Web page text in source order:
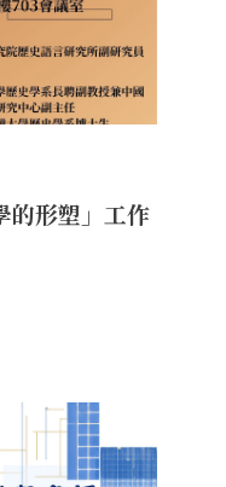
的形塑」工作